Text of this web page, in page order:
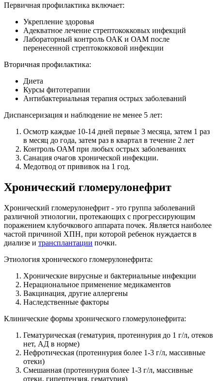
Первичная профилактика включает:
Укрепление здоровья
Адекватное лечение стрептококковых инфекций
Лабораторный контроль ОАК и ОАМ после
перенесенной стрептококковой инфекции
Вторичная профилактика:
Диета
Курсы фитотерапии
Антибактериальная терапия острых заболеваний
Диспансеризация и наблюдение не менее 5 лет:
Осмотр каждые 10-14 дней первые 3 месяца, затем 1 раз
в месяц до года, затем раз в квартал в течение 2 лет
Контроль ОАМ при любых острых заболеваниях
Санация очагов хронической инфекции.
Медотвод от прививок на 1 год.
Хронический гломерулонефрит
Хронический гломерулонефрит - это группа заболеваний
различной этиологии, протекающих с прогрессирующим
поражением клубочкового аппарата почек. Является наиболее
частой причиной ХПН, при которой ребенок нуждается в
диализе и трансплантации почки.
Этиология хронического гломерулонефрита:
Хронические вирусные и бактериальные инфекции
Нерациональное применение медикаментов
Вакцинация, другие аллергены
Наследственные факторы
Клинические формы хронического гломерулонефрита:
Гематурическая (гематурия, протеинурия до 1 г/л, отеков
нет, АД в норме)
Нефротическая (протеинурия более 1-3 г/л, массивные
отеки)
Смешанная (протеинурия более 1-3 г/л, массивные
отеки, гипертензия, гематурия)